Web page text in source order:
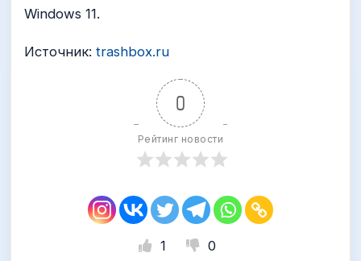
Windows 11.
Источник: trashbox.ru
0
Рейтинг новости
1 0